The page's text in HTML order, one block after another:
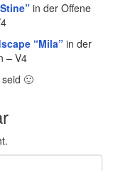
in der Offene
“Mila” in der
– V4
🙂